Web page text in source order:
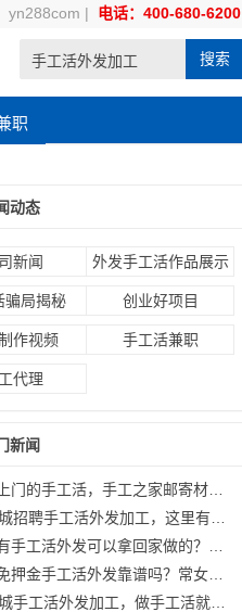
yn288com | 电话：400-680-6200
搜索
职
动态
新闻 外发手工活作品展示
骗局揭秘 创业好项目
作视频 手工活兼职
代理
新闻
的手工活，手工之家邮寄材料送到家
聘手工活外发加工，这里有你想要的手工活
工活外发可以拿回家做的？手工爱好者告诉你
手工活外发靠谱吗？常女士更相信本地企业手工之家
工活外发加工，做手工活就找手工之家